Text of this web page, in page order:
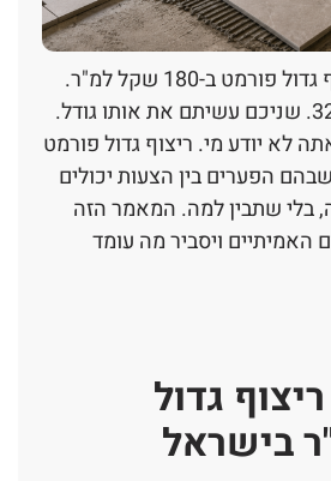
קיבלת הצעה לריצוף גדול פורמט ב-180 שקל למ"ר.
השכן שלך שילם 320. שניכם עשיתם את אותו גודל.
לא יודע מי. ריצוף גדול פורמט
הפערים בין הצעות יכולים
40% ומעלה, בלי שתבין למה. המאמר הזה
האמיתיים ויסביר מה עומד
גדול
בישראל